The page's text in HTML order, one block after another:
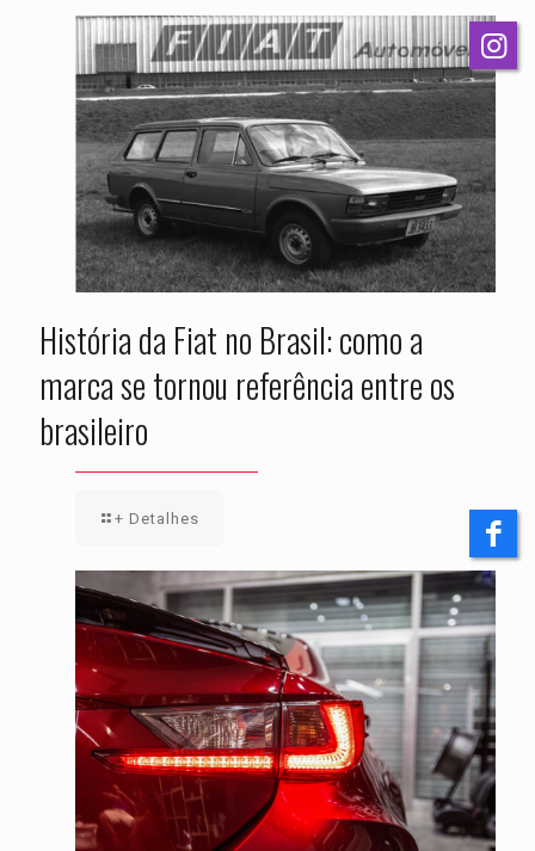
História da Fiat no Brasil: como a
marca se tornou referência entre os
brasileiro
+ Detalhes